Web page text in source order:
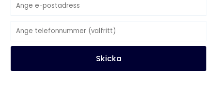
Skicka